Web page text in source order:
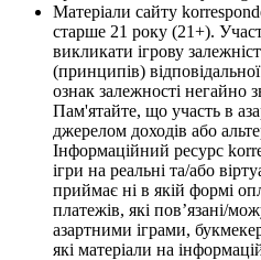
Матеріали сайту
старше 21 року (21+).
викликати ігрову
(принципів)
ознак залежності негайно
Пам'ятайте, що участь в
джерелом доходів або
Інформаційний ресурс
ігри на реальні та/або
приймає ні в якій формі
платежів, які пов’язані/
азартними іграми,
які матеріали на